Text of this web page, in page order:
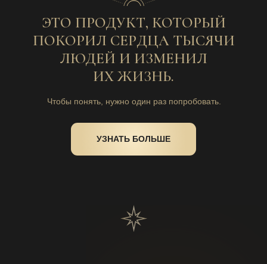
Чтобы понять, нужно один раз попробовать.
УЗНАТЬ БОЛЬШЕ
ЭТО ПРОДУКТ, КОТОРЫЙ
ПОКОРИЛ СЕРДЦА ТЫСЯЧИ
ЛЮДЕЙ И ИЗМЕНИЛ
ИХ ЖИЗНЬ.